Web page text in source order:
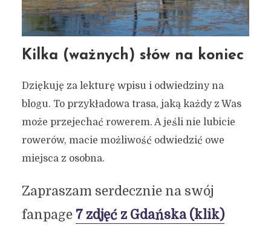
Kilka (ważnych) słów na koniec
Dziękuję za lekturę wpisu i odwiedziny na
blogu. To przykładowa trasa, jaką każdy z Was
może przejechać rowerem. A jeśli nie lubicie
rowerów, macie możliwość odwiedzić owe
miejsca z osobna.
Zapraszam serdecznie na swój
fanpage 7 zdjęć z Gdańska (klik)